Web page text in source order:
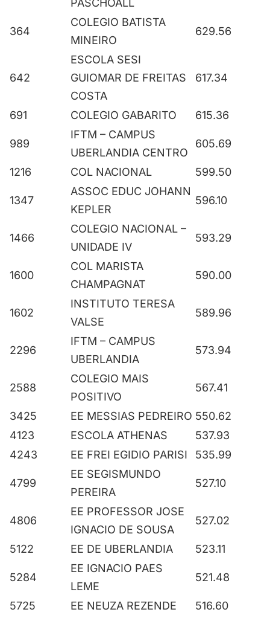
PASCHOALL
364
COLEGIO BATISTA
MINEIRO
629.56
642
ESCOLA SESI
GUIOMAR DE FREITAS
COSTA
617.34
691 COLEGIO GABARITO 615.36
989
IFTM – CAMPUS
UBERLANDIA CENTRO
605.69
1216 COL NACIONAL 599.50
1347
ASSOC EDUC JOHANN
KEPLER
596.10
1466
COLEGIO NACIONAL –
UNIDADE IV
593.29
1600
COL MARISTA
CHAMPAGNAT
590.00
1602
INSTITUTO TERESA
VALSE
589.96
2296
IFTM – CAMPUS
UBERLANDIA
573.94
2588
COLEGIO MAIS
POSITIVO
567.41
3425 EE MESSIAS PEDREIRO 550.62
4123
ESCOLA ATHENAS
537.93
4243
EE FREI EGIDIO PARISI 535.99
4799
EE SEGISMUNDO
PEREIRA
527.10
4806
EE PROFESSOR JOSE
IGNACIO DE SOUSA
527.02
5122 EE DE UBERLANDIA 523.11
5284
EE IGNACIO PAES
LEME
521.48
5725 EE NEUZA REZENDE 516.60